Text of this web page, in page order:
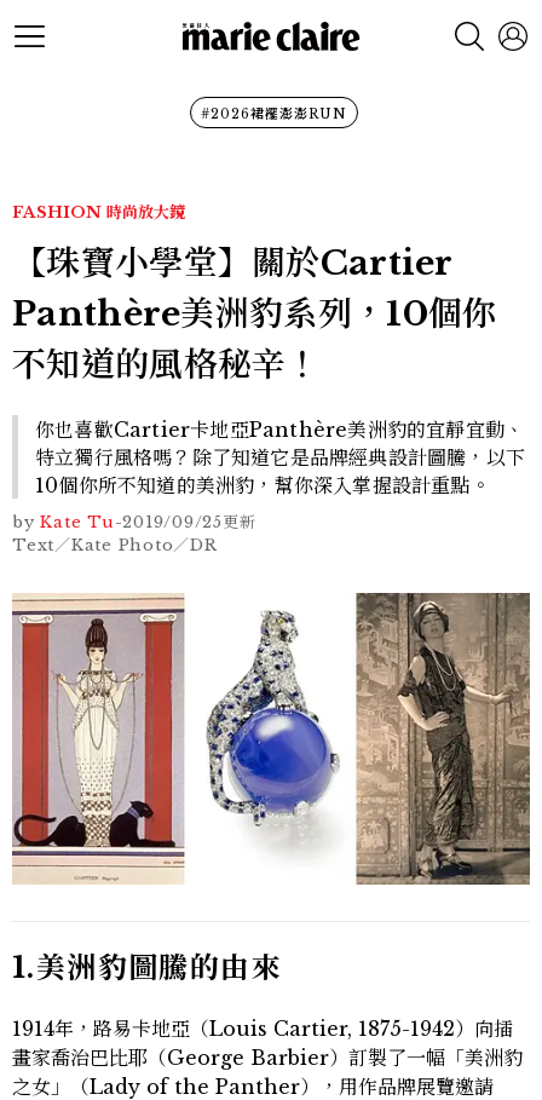
#2026裙襬澎澎RUN
FASHION 時尚放大鏡
【珠寶小學堂】關於Cartier
Panthère美洲豹系列，10個你
不知道的風格秘辛！
你也喜歡Cartier卡地亞Panthère美洲豹的宜靜宜動、
特立獨行風格嗎？除了知道它是品牌經典設計圖騰，以下
10個你所不知道的美洲豹，幫你深入掌握設計重點。
by Kate Tu-2019/09/25更新
Text／Kate Photo／DR
1.美洲豹圖騰的由來
1914年，路易卡地亞（Louis Cartier, 1875-1942）向插
畫家喬治巴比耶（George Barbier）訂製了一幅「美洲豹
之女」（Lady of the Panther），用作品牌展覽邀請